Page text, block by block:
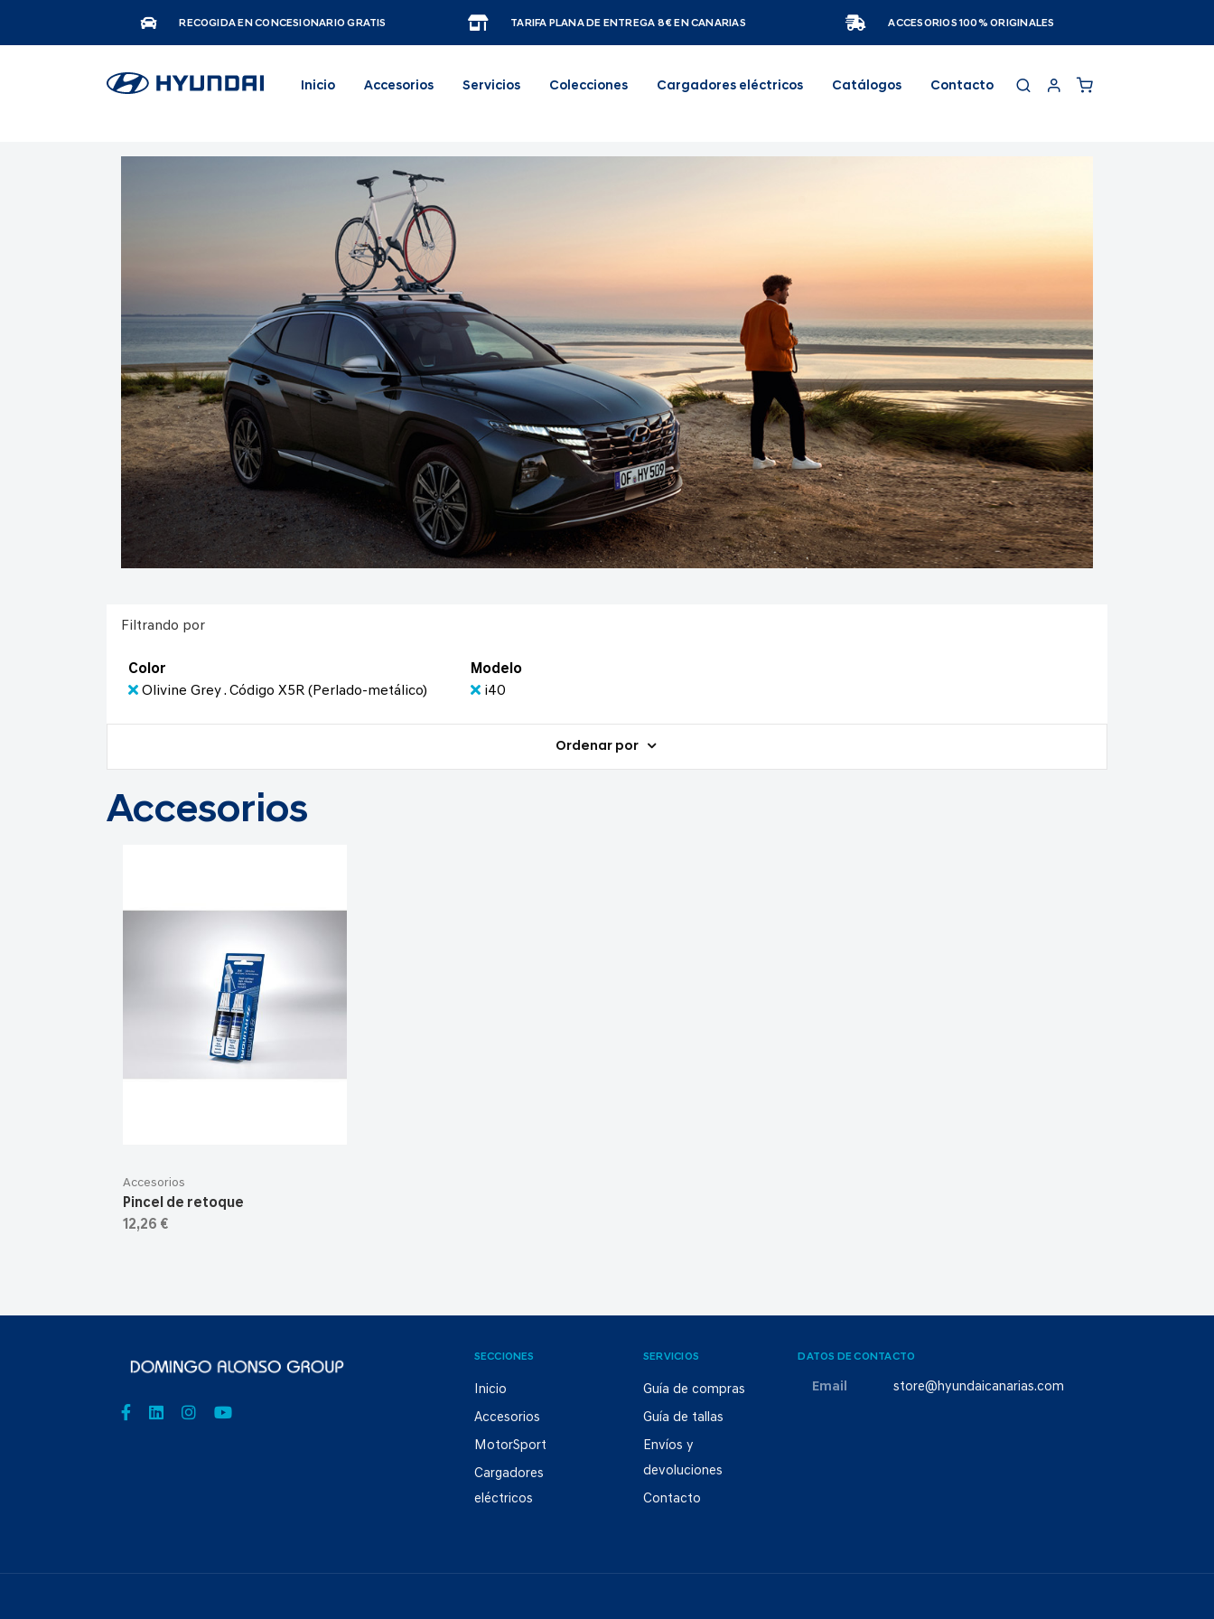
RECOGIDA EN CONCESIONARIO GRATIS TARIFA PLANA DE ENTREGA 8€ EN CANARIAS ACCESORIOS 100% ORIGINALES
Inicio Accesorios Servicios Colecciones Cargadores eléctricos Catálogos Contacto
Filtrando por
Color
Olivine Grey . Código X5R (Perlado-metálico)
Modelo
i40
Ordenar por
Accesorios
Accesorios
Pincel de retoque
12,26 €
SECCIONES
Inicio
Accesorios
MotorSport
Cargadores
eléctricos
SERVICIOS
Guía de compras
Guía de tallas
Envíos y
devoluciones
Contacto
DATOS DE CONTACTO
Email store@hyundaicanarias.com